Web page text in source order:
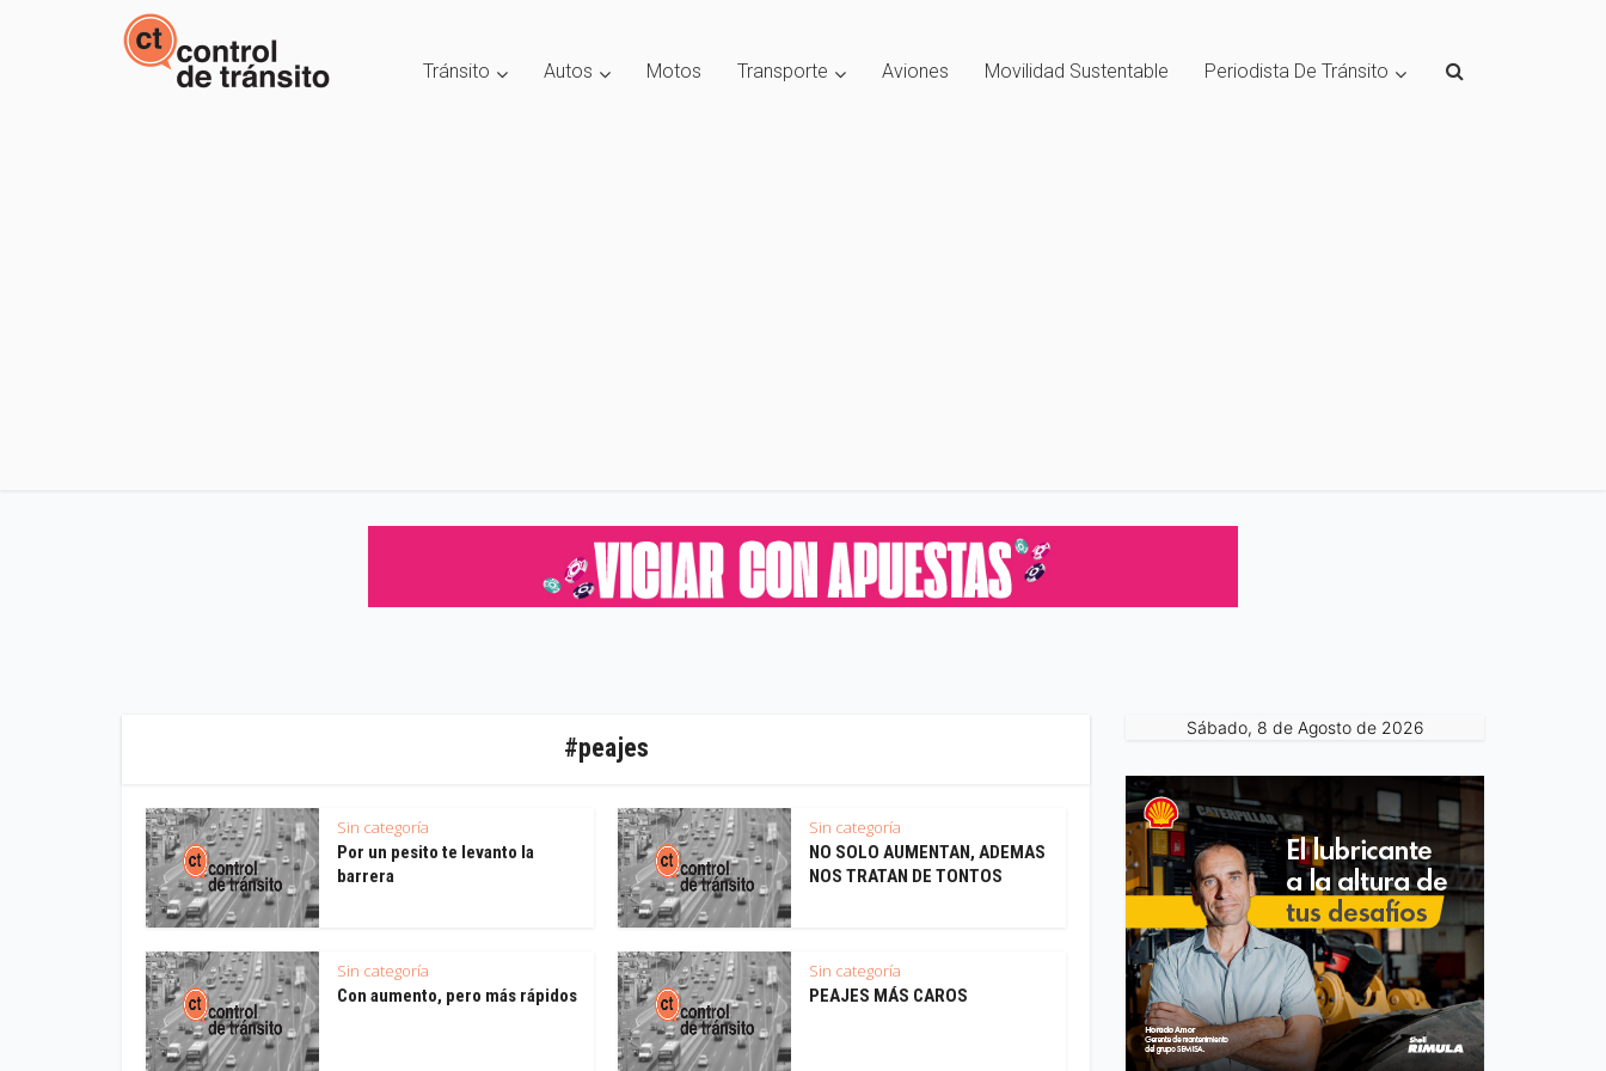
Tránsito Autos Motos Transporte Aviones Movilidad Sustentable Periodista De Tránsito
#peajes
Sin categoría
Por un pesito te levanto la
barrera
Sin categoría
NO SOLO AUMENTAN, ADEMAS
NOS TRATAN DE TONTOS
Sin categoría
Con aumento, pero más rápidos
Sin categoría
PEAJES MÁS CAROS
Sábado, 8 de Agosto de 2026